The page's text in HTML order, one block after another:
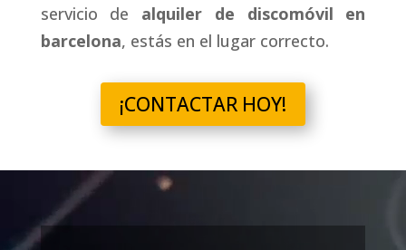
servicio de alquiler de discomóvil en
barcelona, estás en el lugar correcto.
¡CONTACTAR HOY!